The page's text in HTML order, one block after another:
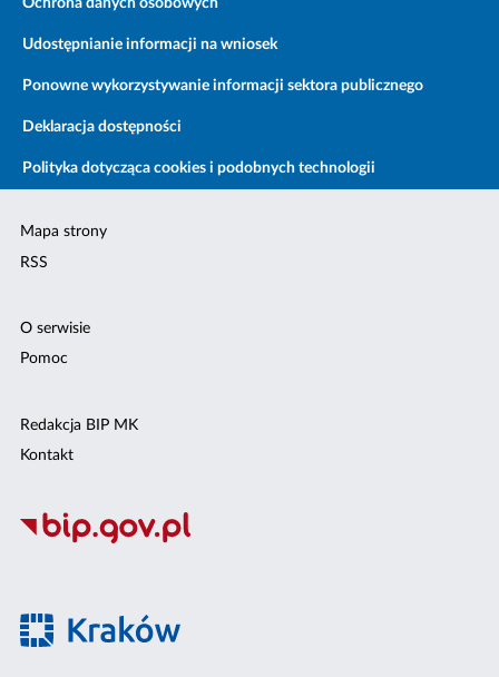
Ochrona danych osobowych
Udostępnianie informacji na wniosek
Ponowne wykorzystywanie informacji sektora publicznego
Deklaracja dostępności
Polityka dotycząca cookies i podobnych technologii
Mapa strony
RSS
O serwisie
Pomoc
Redakcja BIP MK
Kontakt